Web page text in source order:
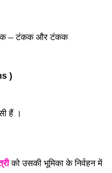
– टंकक और टंकक
)
हैं ।
को उसकी भूमिका के निर्वहन में